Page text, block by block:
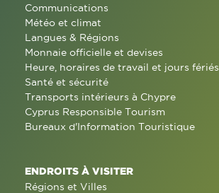
Communications
Météo et climat
Langues & Régions
Monnaie officielle et devises
Heure, horaires de travail et jours fériés
Santé et sécurité
Transports intérieurs à Chypre
Cyprus Responsible Tourism
Bureaux d'Information Touristique
ENDROITS À VISITER
Régions et Villes